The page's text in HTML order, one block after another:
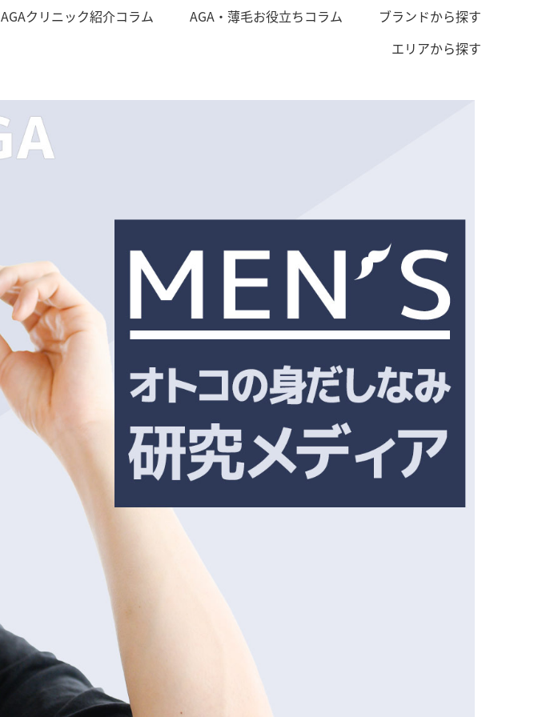
AGAクリニック紹介コラム AGA・薄毛お役立ちコラム
ブランドから探す
エリアから探す